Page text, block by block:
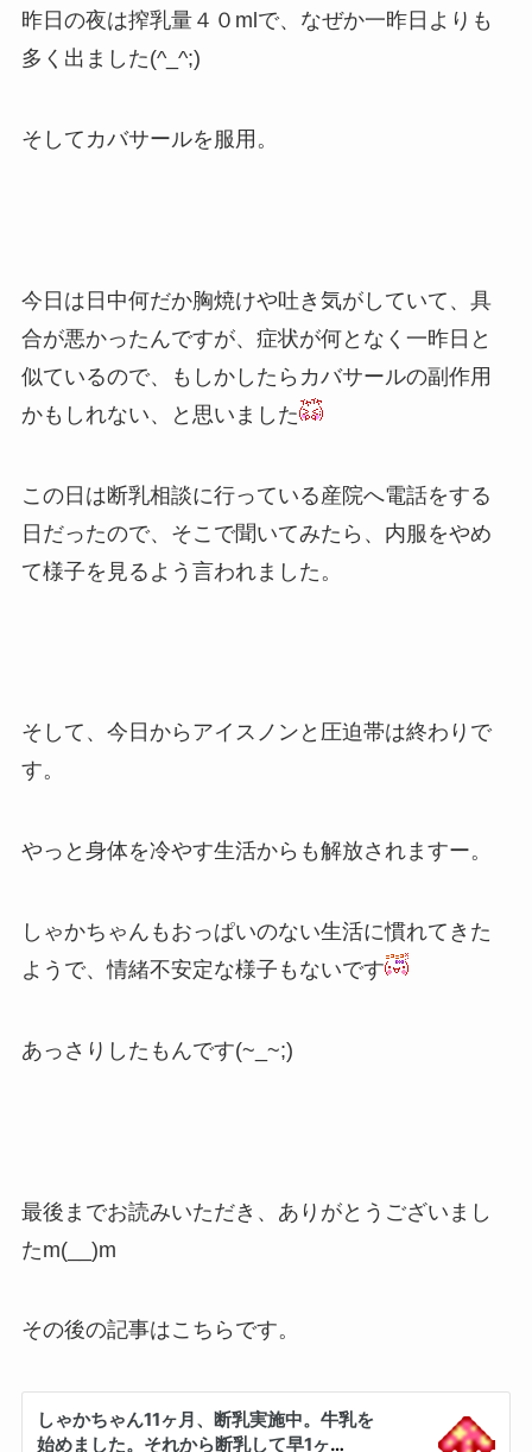
昨日の夜は搾乳量４０mlで、なぜか一昨日よりも
多く出ました(^_^;)
そしてカバサールを服用。
今日は日中何だか胸焼けや吐き気がしていて、具
合が悪かったんですが、症状が何となく一昨日と
似ているので、もしかしたらカバサールの副作用
かもしれない、と思いました
この日は断乳相談に行っている産院へ電話をする
日だったので、そこで聞いてみたら、内服をやめ
て様子を見るよう言われました。
そして、今日からアイスノンと圧迫帯は終わりで
す。
やっと身体を冷やす生活からも解放されますー。
しゃかちゃんもおっぱいのない生活に慣れてきた
ようで、情緒不安定な様子もないです
あっさりしたもんです(~_~;)
最後までお読みいただき、ありがとうございまし
たm(__)m
その後の記事はこちらです。